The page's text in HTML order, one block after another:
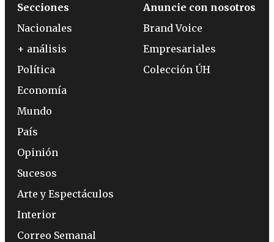
Secciones
Nacionales
+ análisis
Política
Economía
Mundo
País
Opinión
Sucesos
Arte y Espectáculos
Interior
Correo Semanal
Anuncie con nosotros
Brand Voice
Empresariales
Colección ÚH